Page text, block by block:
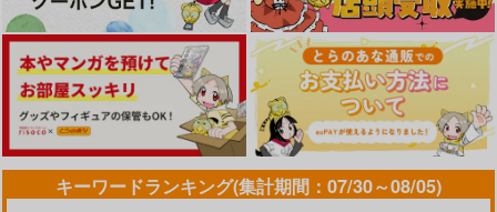
キーワードランキング(集計期間：07/30～08/05)